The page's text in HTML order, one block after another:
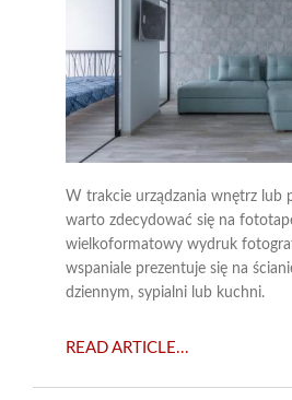
W trakcie urządzania wnętrz lub
warto zdecydować się na
wielkoformatowy wydruk
wspaniale prezentuje się na
dziennym, sypialni lub kuchni.
READ ARTICLE...